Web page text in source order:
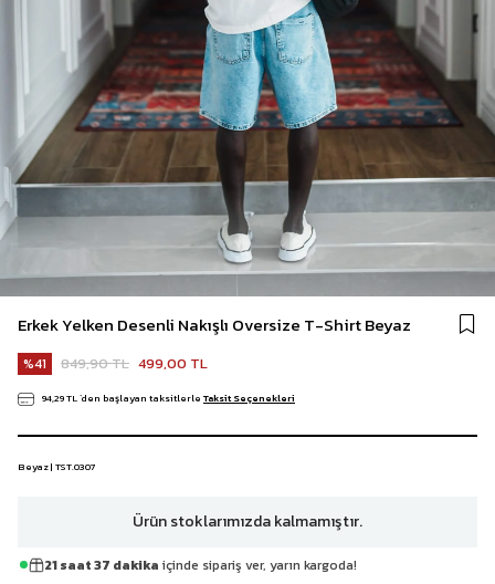
Erkek Yelken Desenli Nakışlı Oversize T-Shirt Beyaz
41 849,90 TL 499,00 TL
94,29 TL`den başlayan taksitlerle Taksit Seçenekleri
Beyaz | TST.0307
Ürün stoklarımızda kalmamıştır.
21 saat 37 dakika içinde sipariş ver, yarın kargoda!